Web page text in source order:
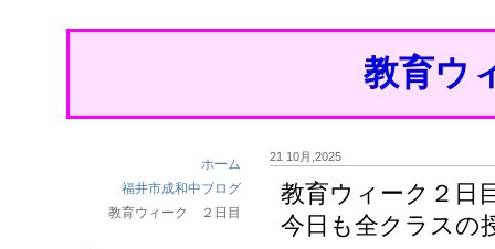
教育ウ
ホーム
福井市成和中ブログ
教育ウィーク ２日目
21 10月,2025
教育ウィーク２日
今日も全クラスの